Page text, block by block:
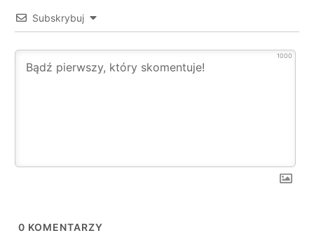
Subskrybuj
1000
0 KOMENTARZY